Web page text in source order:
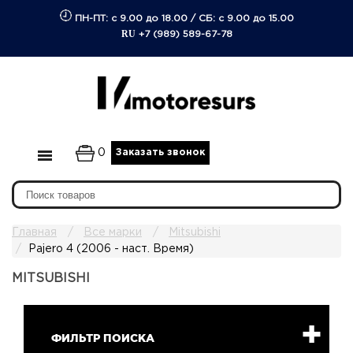
ПН-ПТ: с 9.00 до 18.00/ СБ: с 9.00 до 15.00
RU +7 (989) 589-67-78
0 Заказать звонок
Главная Все марки
Mitsubishi
Pajero 4 (2006 - наст. Время)
MITSUBISHI
ФИЛЬТР ПОИСКА